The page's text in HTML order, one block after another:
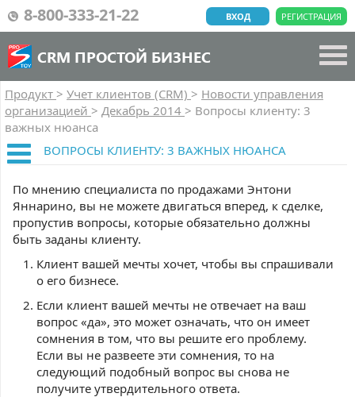
8-800-333-21-22 РЕГИСТРАЦИЯ
ВХОД
CRM ПРОСТОЙ БИЗНЕС
Продукт > Учет клиентов (CRM) > Новости управления
организацией > Декабрь 2014 > Вопросы клиенту: 3
важных нюанса
ВОПРОСЫ КЛИЕНТУ: 3 ВАЖНЫХ НЮАНСА
По мнению специалиста по продажами Энтони
Яннарино, вы не можете двигаться вперед, к сделке,
пропустив вопросы, которые обязательно должны
быть заданы клиенту.
Клиент вашей мечты хочет, чтобы вы спрашивали
о его бизнесе.
Если клиент вашей мечты не отвечает на ваш
вопрос «да», это может означать, что он имеет
сомнения в том, что вы решите его проблему.
Если вы не развеете эти сомнения, то на
следующий подобный вопрос вы снова не
получите утвердительного ответа.